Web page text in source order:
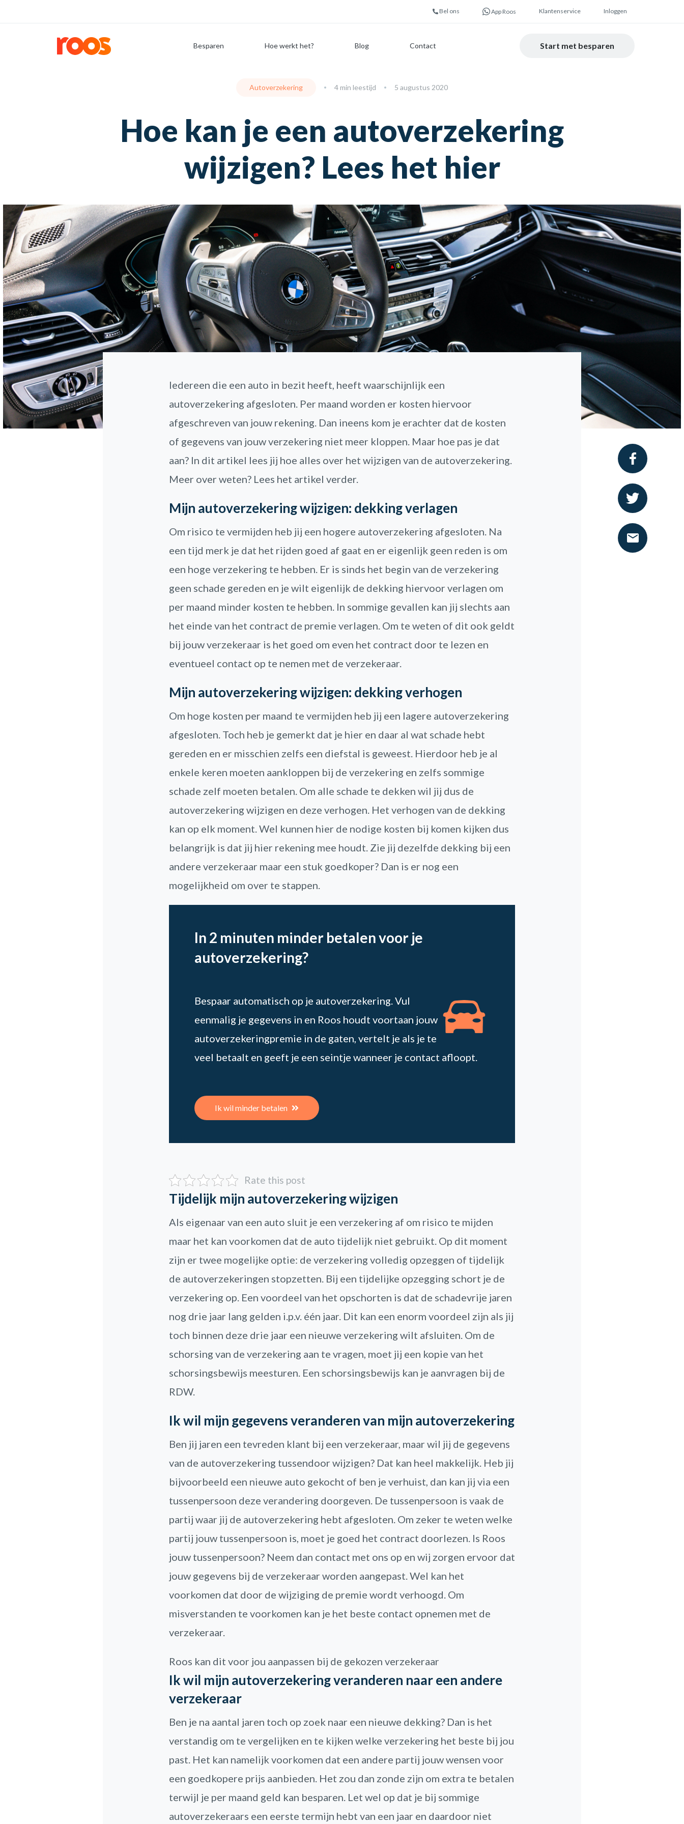
Bel ons App Roos Klantenservice Inloggen
Besparen Hoe werkt het? Blog Contact Start met besparen
Autoverzekering 4 min leestijd 5 augustus 2020
Hoe kan je een autoverzekering
wijzigen? Lees het hier
Iedereen die een auto in bezit heeft, heeft waarschijnlijk een
autoverzekering afgesloten. Per maand worden er kosten hiervoor
afgeschreven van jouw rekening. Dan ineens kom je erachter dat de kosten
of gegevens van jouw verzekering niet meer kloppen. Maar hoe pas je dat
aan? In dit artikel lees jij hoe alles over het wijzigen van de autoverzekering.
Meer over weten? Lees het artikel verder.
Mijn autoverzekering wijzigen: dekking verlagen
Om risico te vermijden heb jij een hogere autoverzekering afgesloten. Na
een tijd merk je dat het rijden goed af gaat en er eigenlijk geen reden is om
een hoge verzekering te hebben. Er is sinds het begin van de verzekering
geen schade gereden en je wilt eigenlijk de dekking hiervoor verlagen om
per maand minder kosten te hebben. In sommige gevallen kan jij slechts aan
het einde van het contract de premie verlagen. Om te weten of dit ook geldt
bij jouw verzekeraar is het goed om even het contract door te lezen en
eventueel contact op te nemen met de verzekeraar.
Mijn autoverzekering wijzigen: dekking verhogen
Om hoge kosten per maand te vermijden heb jij een lagere autoverzekering
afgesloten. Toch heb je gemerkt dat je hier en daar al wat schade hebt
gereden en er misschien zelfs een diefstal is geweest. Hierdoor heb je al
enkele keren moeten aankloppen bij de verzekering en zelfs sommige
schade zelf moeten betalen. Om alle schade te dekken wil jij dus de
autoverzekering wijzigen en deze verhogen. Het verhogen van de dekking
kan op elk moment. Wel kunnen hier de nodige kosten bij komen kijken dus
belangrijk is dat jij hier rekening mee houdt. Zie jij dezelfde dekking bij een
andere verzekeraar maar een stuk goedkoper? Dan is er nog een
mogelijkheid om over te stappen.
In 2 minuten minder betalen voor je
autoverzekering?
Bespaar automatisch op je autoverzekering. Vul
eenmalig je gegevens in en Roos houdt voortaan jouw
autoverzekeringpremie in de gaten, vertelt je als je te
veel betaalt en geeft je een seintje wanneer je contact afloopt.
Ik wil minder betalen
Rate this post
Tijdelijk mijn autoverzekering wijzigen
Als eigenaar van een auto sluit je een verzekering af om risico te mijden
maar het kan voorkomen dat de auto tijdelijk niet gebruikt. Op dit moment
zijn er twee mogelijke optie: de verzekering volledig opzeggen of tijdelijk
de autoverzekeringen stopzetten. Bij een tijdelijke opzegging schort je de
verzekering op. Een voordeel van het opschorten is dat de schadevrije jaren
nog drie jaar lang gelden i.p.v. één jaar. Dit kan een enorm voordeel zijn als jij
toch binnen deze drie jaar een nieuwe verzekering wilt afsluiten. Om de
schorsing van de verzekering aan te vragen, moet jij een kopie van het
schorsingsbewijs meesturen. Een schorsingsbewijs kan je aanvragen bij de
RDW.
Ik wil mijn gegevens veranderen van mijn autoverzekering
Ben jij jaren een tevreden klant bij een verzekeraar, maar wil jij de gegevens
van de autoverzekering tussendoor wijzigen? Dat kan heel makkelijk. Heb jij
bijvoorbeeld een nieuwe auto gekocht of ben je verhuist, dan kan jij via een
tussenpersoon deze verandering doorgeven. De tussenpersoon is vaak de
partij waar jij de autoverzekering hebt afgesloten. Om zeker te weten welke
partij jouw tussenpersoon is, moet je goed het contract doorlezen. Is Roos
jouw tussenpersoon? Neem dan contact met ons op en wij zorgen ervoor dat
jouw gegevens bij de verzekeraar worden aangepast. Wel kan het
voorkomen dat door de wijziging de premie wordt verhoogd. Om
misverstanden te voorkomen kan je het beste contact opnemen met de
verzekeraar.
Roos kan dit voor jou aanpassen bij de gekozen verzekeraar
Ik wil mijn autoverzekering veranderen naar een andere
verzekeraar
Ben je na aantal jaren toch op zoek naar een nieuwe dekking? Dan is het
verstandig om te vergelijken en te kijken welke verzekering het beste bij jou
past. Het kan namelijk voorkomen dat een andere partij jouw wensen voor
een goedkopere prijs aanbieden. Het zou dan zonde zijn om extra te betalen
terwijl je per maand geld kan besparen. Let wel op dat je bij sommige
autoverzekeraars een eerste termijn hebt van een jaar en daardoor niet